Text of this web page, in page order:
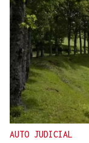
CONATO
Vídeo | Se
cantera de
AUTO JUDICIAL